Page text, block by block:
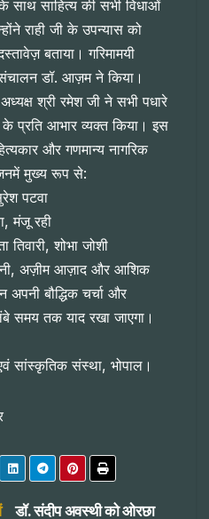
साथ साहित्य की सभी विधाओं
राही जी के उपन्यास को
बताया। ​गरिमामयी
डॉ. आज़म ने किया।
श्री रमेश जी ने सभी पधारे
के प्रति आभार व्यक्त किया। इस
और गणमान्य नागरिक
मुख्य रूप से:
पटवा
मंजू रही
शोभा जोशी
अज़ीम आज़ाद और आशिक
बौद्धिक चर्चा और
समय तक याद रखा जाएगा।
सांस्कृतिक संस्था, भोपाल।
डॉ. संदीप अवस्थी को ओरछा